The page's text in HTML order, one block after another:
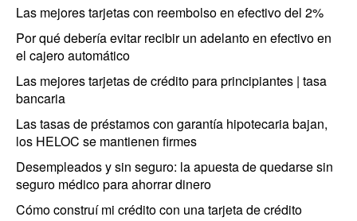
Las mejores tarjetas con reembolso en efectivo del 2%
Por qué debería evitar recibir un adelanto en efectivo en
el cajero automático
Las mejores tarjetas de crédito para principiantes | tasa
bancaria
Las tasas de préstamos con garantía hipotecaria bajan,
los HELOC se mantienen firmes
Desempleados y sin seguro: la apuesta de quedarse sin
seguro médico para ahorrar dinero
Cómo construí mi crédito con una tarjeta de crédito